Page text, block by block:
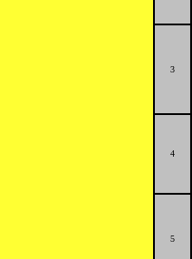
3
4
5